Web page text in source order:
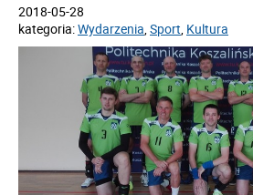
2018-05-28
kategoria:Wydarzenia,Sport, Kultura